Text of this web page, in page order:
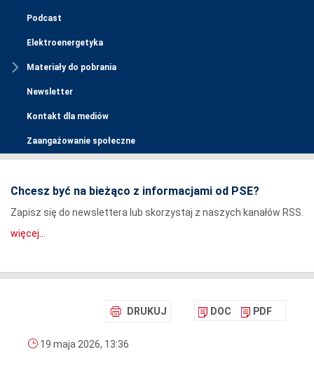
Podcast
Elektroenergetyka
Materiały do pobrania
Newsletter
Kontakt dla mediów
Zaangażowanie społeczne
Chcesz być na bieżąco z informacjami od PSE?
Zapisz się do newslettera lub skorzystaj z naszych kanałów RSS.
więcej...
DRUKUJ DOC PDF
19 maja 2026, 13:36